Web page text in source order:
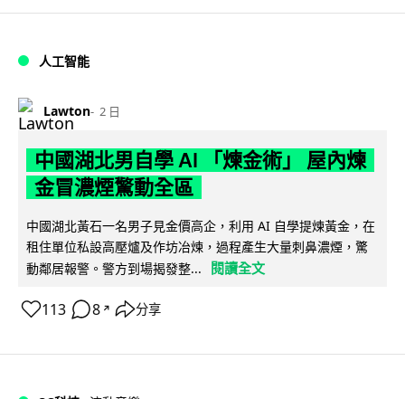
人工智能
Lawton 2 日
中國湖北男自學 AI 「煉金術」 屋內煉
金冒濃煙驚動全區
中國湖北黃石一名男子見金價高企，利用 AI 自學提煉黃金，在
租住單位私設高壓爐及作坊冶煉，過程產生大量刺鼻濃煙，驚
動鄰居報警。警方到場揭發整...
閱讀全文
113 8 ↗ 分享